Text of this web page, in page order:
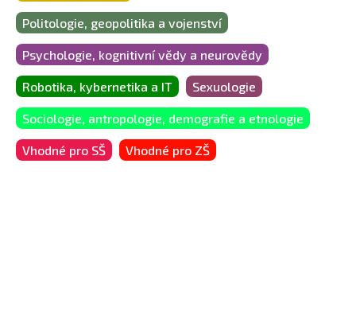
Politologie, geopolitika a vojenství
Psychologie, kognitivní vědy a neurovědy
Robotika, kybernetika a IT Sexuologie
Sociologie, antropologie, demografie a etnologie
Vhodné pro SŠ Vhodné pro ZŠ